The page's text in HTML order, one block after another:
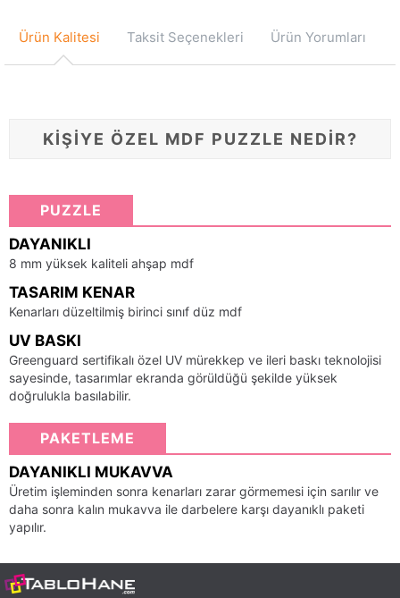
Ürün Kalitesi Taksit Seçenekleri Ürün Yorumları
KİŞİYE ÖZEL MDF PUZZLE NEDİR?
PUZZLE
DAYANIKLI
8 mm yüksek kaliteli ahşap mdf
TASARIM KENAR
Kenarları düzeltilmiş birinci sınıf düz mdf
UV BASKI
Greenguard sertifikalı özel UV mürekkep ve ileri baskı teknolojisi
sayesinde, tasarımlar ekranda görüldüğü şekilde yüksek
doğrulukla basılabilir.
PAKETLEME
DAYANIKLI MUKAVVA
Üretim işleminden sonra kenarları zarar görmemesi için sarılır ve
daha sonra kalın mukavva ile darbelere karşı dayanıklı paketi
yapılır.